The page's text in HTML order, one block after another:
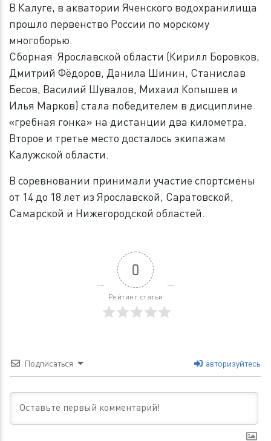
В Калуге, в акватории Яченского водохранилища
прошло первенство России по морскому
многоборью.
Сборная Ярославской области (Кирилл Боровков,
Дмитрий Фёдоров, Данила Шинин, Станислав
Бесов, Василий Шувалов, Михаил Копышев и
Илья Марков) стала победителем в дисциплине
«гребная гонка» на дистанции два километра.
Второе и третье место досталось экипажам
Калужской области.
В соревновании принимали участие спортсмены
от 14 до 18 лет из Ярославской, Саратовской,
Самарской и Нижегородской областей.
0
Рейтинг статьи
Подписаться авторизуйтесь